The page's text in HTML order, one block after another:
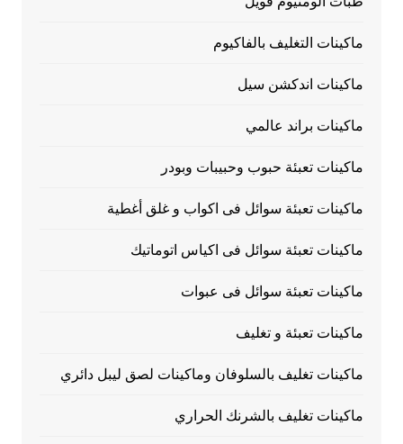
ماكينات التغليف بالفاكيوم
ماكينات اندكشن سيل
ماكينات براند عالمي
ماكينات تعبئة حبوب وحبيبات وبودر
ماكينات تعبئة سوائل فى اكواب و غلق أغطية
ماكينات تعبئة سوائل فى اكياس اتوماتيك
ماكينات تعبئة سوائل فى عبوات
ماكينات تعبئة و تغليف
ماكينات تغليف بالسلوفان وماكينات لصق ليبل دائري
ماكينات تغليف بالشرنك الحراري